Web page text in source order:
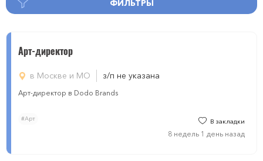
ФИЛЬТРЫ
Арт-директор
в Москве и МО з/п не указана
Арт-директор в Dodo Brands
#Арт В закладки
8 недель 1 день назад